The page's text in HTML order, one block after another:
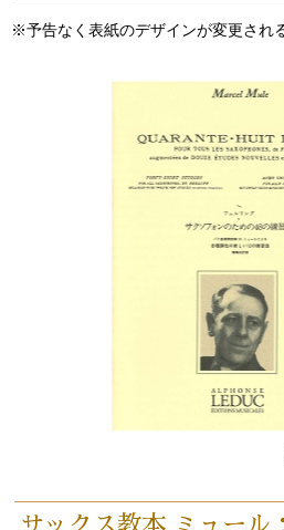
※予告なく表紙のデザインが変更され
サックス教本 ミュール